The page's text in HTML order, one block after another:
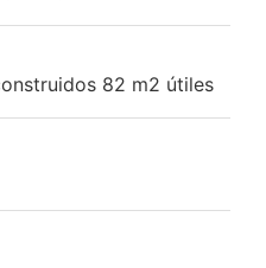
82 m2 útiles